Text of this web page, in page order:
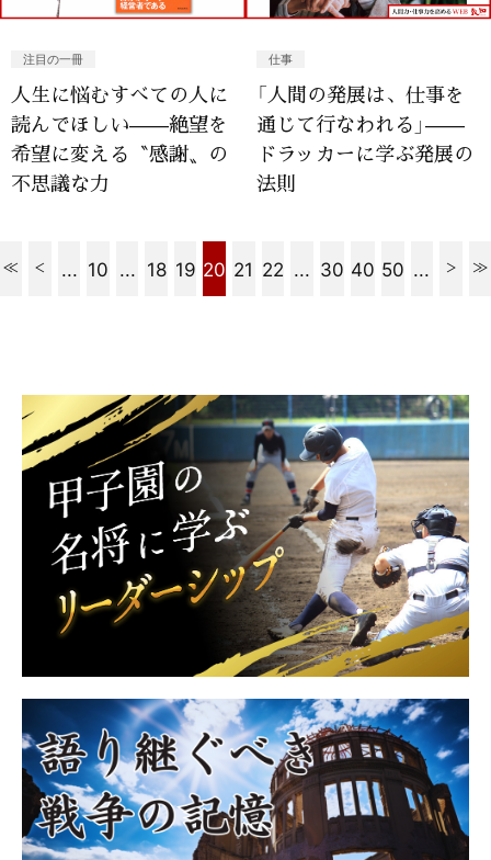
注目の一冊
人生に悩むすべての人に
読んでほしい——絶望を
希望に変える〝感謝〟の
不思議な力
仕事
「人間の発展は、仕事を
通じて行なわれる」——
ドラッカーに学ぶ発展の
法則
... 10 ... 18 19 20 21 22 ... 30 40 50 ...